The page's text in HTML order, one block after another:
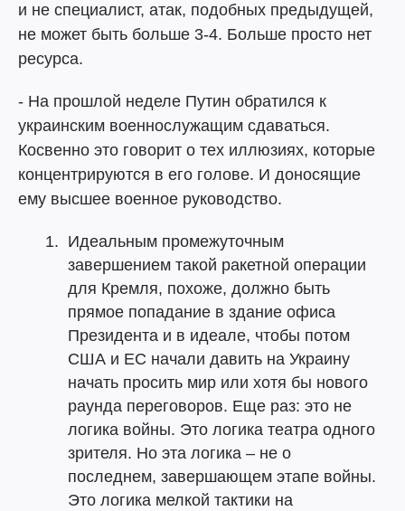
и не специалист, атак, подобных предыдущей,
не может быть больше 3-4. Больше просто нет
ресурса.
- На прошлой неделе Путин обратился к
украинским военнослужащим сдаваться.
Косвенно это говорит о тех иллюзиях, которые
концентрируются в его голове. И доносящие
ему высшее военное руководство.
Идеальным промежуточным
завершением такой ракетной операции
для Кремля, похоже, должно быть
прямое попадание в здание офиса
Президента и в идеале, чтобы потом
США и ЕС начали давить на Украину
начать просить мир или хотя бы нового
раунда переговоров. Еще раз: это не
логика войны. Это логика театра одного
зрителя. Но эта логика – не о
последнем, завершающем этапе войны.
Это логика мелкой тактики на